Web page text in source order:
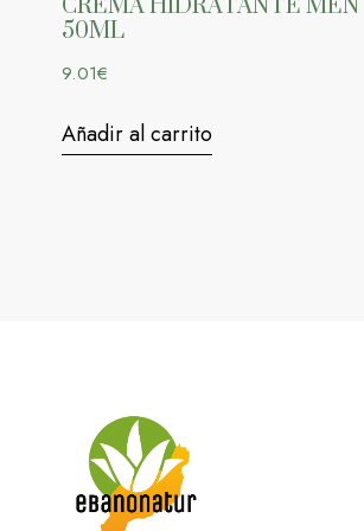
CREMA HIDRATANTE MEN
50ML
9.01€
Añadir al carrito